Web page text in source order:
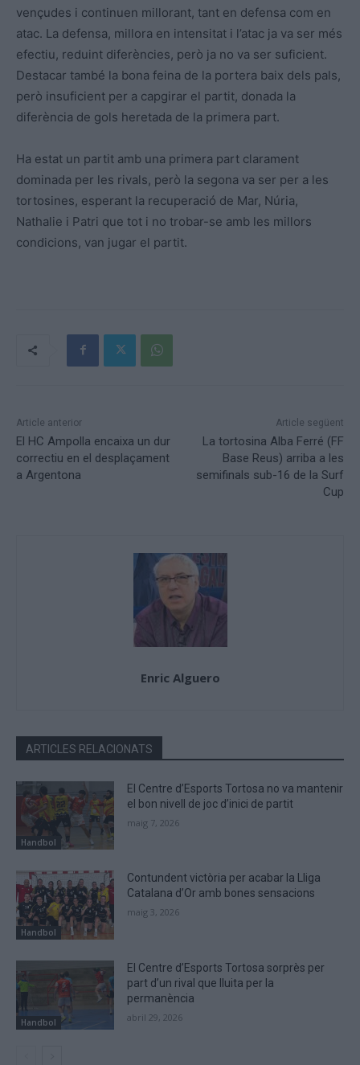
vençudes i continuen millorant, tant en defensa com en
atac. La defensa, millora en intensitat i l’atac ja va ser més
efectiu, reduint diferències, però ja no va ser suficient.
Destacar també la bona feina de la portera baix dels pals,
però insuficient per a capgirar el partit, donada la
diferència de gols heretada de la primera part.
Ha estat un partit amb una primera part clarament
dominada per les rivals, però la segona va ser per a les
tortosines, esperant la recuperació de Mar, Núria,
Nathalie i Patri que tot i no trobar-se amb les millors
condicions, van jugar el partit.
Article anterior
El HC Ampolla encaixa un dur
correctiu en el desplaçament
a Argentona
Article següent
La tortosina Alba Ferré (FF
Base Reus) arriba a les
semifinals sub-16 de la Surf
Cup
Enric Alguero
ARTICLES RELACIONATS
Handbol
El Centre d’Esports Tortosa no va mantenir
el bon nivell de joc d’inici de partit
maig 7, 2026
Handbol
Contundent victòria per acabar la Lliga
Catalana d’Or amb bones sensacions
maig 3, 2026
Handbol
El Centre d’Esports Tortosa sorprès per
part d’un rival que lluita per la
permanència
abril 29, 2026